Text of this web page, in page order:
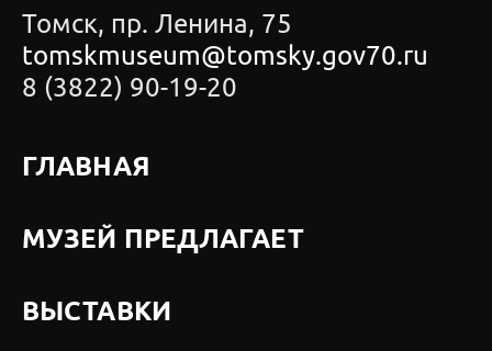
Томск, пр. Ленина, 75
tomskmuseum@tomsky.gov70.ru
8 (3822) 90-19-20
ГЛАВНАЯ
МУЗЕЙ ПРЕДЛАГАЕТ
ВЫСТАВКИ